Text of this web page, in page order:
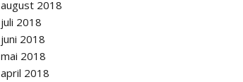
august 2018
juli 2018
juni 2018
mai 2018
april 2018